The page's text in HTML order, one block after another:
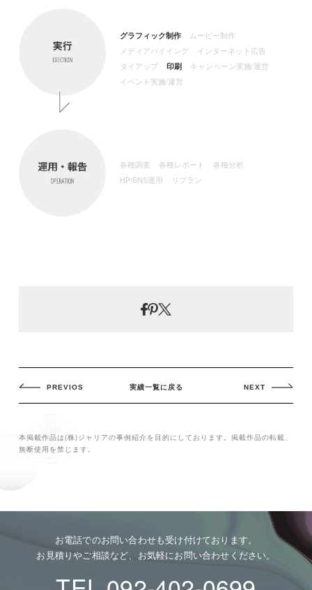
グラフィック制作
ムービー制作
メディアバイイング
インターネット広告
タイアップ
印刷 キャンペーン実施/運営
イベント実施/運営
各種調査 各種レポート
各種分析
HP/SNS運用
リプラン
PREVIOS 実績一覧に戻る NEXT
本掲載作品は(株)ジャリアの事例紹介を目的にしております。掲載作品の転載、
無断使用を禁じます。
お電話でのお問い合わせも受け付けております。
お見積りやご相談など、お気軽にお問い合わせください。